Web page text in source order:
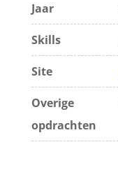
Jaar
Skills
Site
Overige
opdrachten